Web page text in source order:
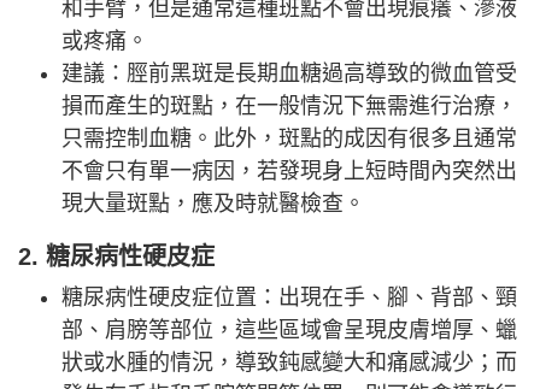
和手臂，但是通常這種班點不會出現痕癢、滲液
或疼痛。
建議：脛前黑斑是長期血糖過高導致的微血管受
損而產生的斑點，在一般情況下無需進行治療，
只需控制血糖。此外，斑點的成因有很多且通常
不會只有單一病因，若發現身上短時間內突然出
現大量斑點，應及時就醫檢查。
2. 糖尿病性硬皮症
糖尿病性硬皮症位置：出現在手、腳、背部、頸
部、肩膀等部位，這些區域會呈現皮膚增厚、蠟
狀或水腫的情況，導致鈍感變大和痛感減少；而